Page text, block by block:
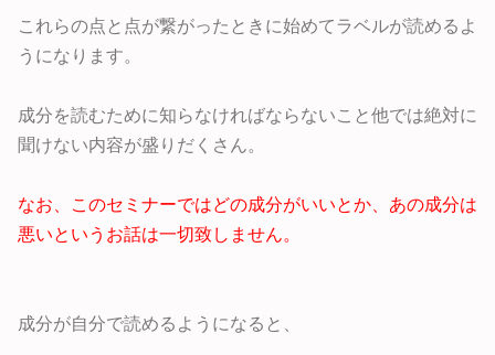
これらの点と点が繋がったときに始めてラベルが読めるよ
うになります。
成分を読むために知らなければならないこと他では絶対に
聞けない内容が盛りだくさん。
なお、このセミナーではどの成分がいいとか、あの成分は
悪いというお話は一切致しません。
成分が自分で読めるようになると、